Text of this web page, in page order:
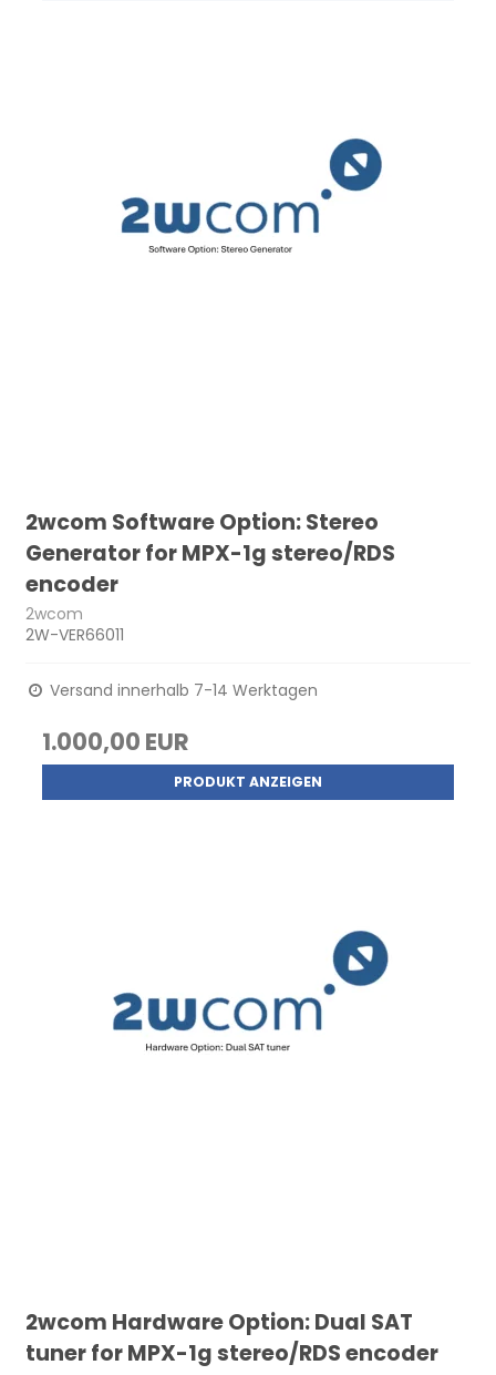
2wcom Software Option: Stereo
Generator for MPX-1g stereo/RDS
encoder
2wcom
2W-VER66011
Versand innerhalb 7-14 Werktagen
1.000,00 EUR
PRODUKT ANZEIGEN
2wcom Hardware Option: Dual SAT
tuner for MPX-1g stereo/RDS encoder